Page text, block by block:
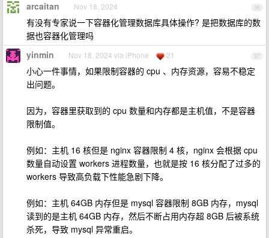
36
arcaitan Nov 18, 2024
有没有专家说一下容器化管理数据库具体操作? 是把数据库的数
据也容器化管理吗
37
yinmin Nov 18, 2024 via iPhone 21
小心一件事情，如果限制容器的 cpu 、内存资源，容易不稳定
出问题。
因为，容器里获取到的 cpu 数量和内存都是主机值，不是容器
限制值。
例如：主机 16 核但是 nginx 容器限制 4 核，nginx 会根据 cpu
数量自动设置 workers 进程数量，也就是按 16 核分配了过多的
workers 导致高负载下性能急剧下降。
例如：主机 64GB 内存但是 mysql 容器限制 8GB 内存，mysql
读到的是主机 64GB 内存，然后不断占用内存超 8GB 后被系统
杀死，导致 mysql 异常重启。